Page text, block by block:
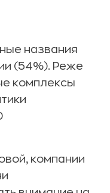
названия
(54%). Реже
комплексы
компании